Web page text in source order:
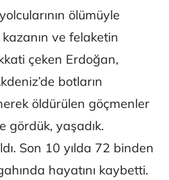
ölümüyle
ve felaketin
çeken Erdoğan,
botların
öldürülen göçmenler
gördük, yaşadık.
Son 10 yılda 72 binden
hayatını kaybetti.